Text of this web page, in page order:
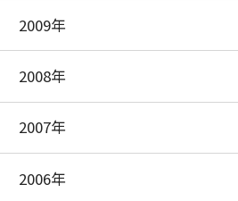
2009年
2008年
2007年
2006年